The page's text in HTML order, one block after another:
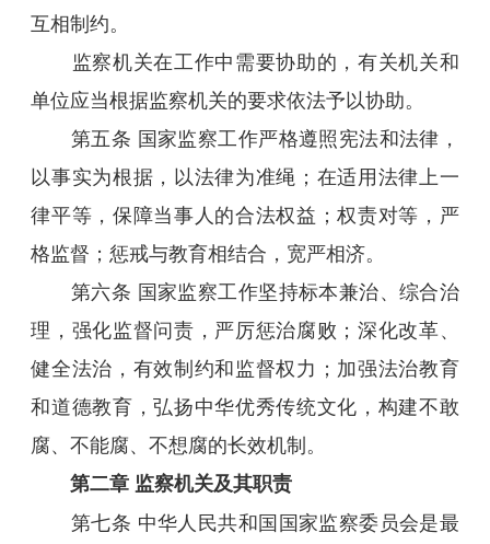
互相制约。
监察机关在工作中需要协助的，有关机关和
单位应当根据监察机关的要求依法予以协助。
第五条 国家监察工作严格遵照宪法和法律，
以事实为根据，以法律为准绳；在适用法律上一
律平等，保障当事人的合法权益；权责对等，严
格监督；惩戒与教育相结合，宽严相济。
第六条 国家监察工作坚持标本兼治、综合治
理，强化监督问责，严厉惩治腐败；深化改革、
健全法治，有效制约和监督权力；加强法治教育
和道德教育，弘扬中华优秀传统文化，构建不敢
腐、不能腐、不想腐的长效机制。
第二章 监察机关及其职责
第七条 中华人民共和国国家监察委员会是最